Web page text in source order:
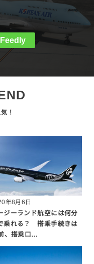
Feedly
年8月6日
ジーランド航空には何分
乗れる？ 搭乗手続きは
、搭乗口…